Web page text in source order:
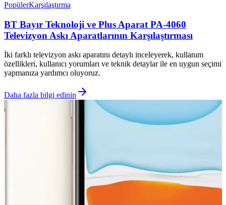
PopülerKarşılaştırma
BT Bayır Teknoloji ve Plus Aparat PA-4060
Televizyon Askı Aparatlarının Karşılaştırması
İki farklı televizyon askı aparatını detaylı inceleyerek, kullanım
özellikleri, kullanıcı yorumları ve teknik detaylar ile en uygun seçimi
yapmanıza yardımcı oluyoruz.
Daha fazla bilgi edinin